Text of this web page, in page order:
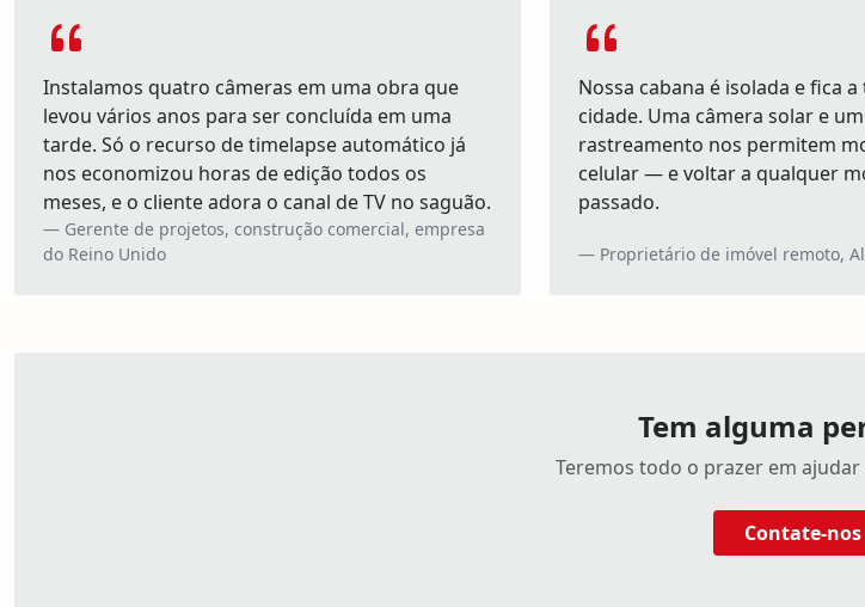
Instalamos quatro câmeras em uma obra que
levou vários anos para ser concluída em uma
tarde. Só o recurso de timelapse automático já
nos economizou horas de edição todos os
meses, e o cliente adora o canal de TV no saguão.
Gerente de projetos, construção comercial, empresa
do Reino Unido
Nossa cabana é isolada e fica
cidade. Uma câmera solar e
rastreamento nos permitem
celular — e voltar a qualquer
passado.
Proprietário de imóvel remoto,
Tem alguma
Teremos todo o prazer em
Contate-nos